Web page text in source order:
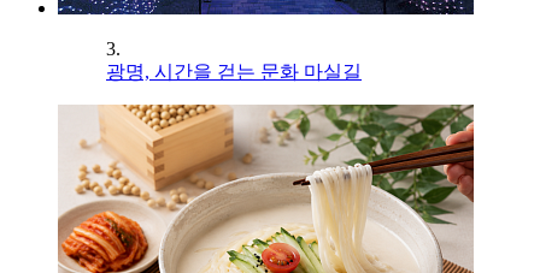
3.
광명, 시간을 걷는 문화 마실길